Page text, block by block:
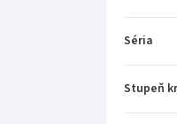
Séria
Stupeň